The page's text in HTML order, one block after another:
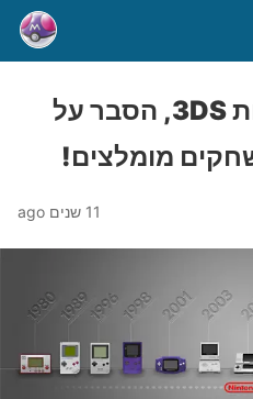
איפה הכי כדאי לקנות 3DS, הסבר על
מומלצים!
11 שנים ago